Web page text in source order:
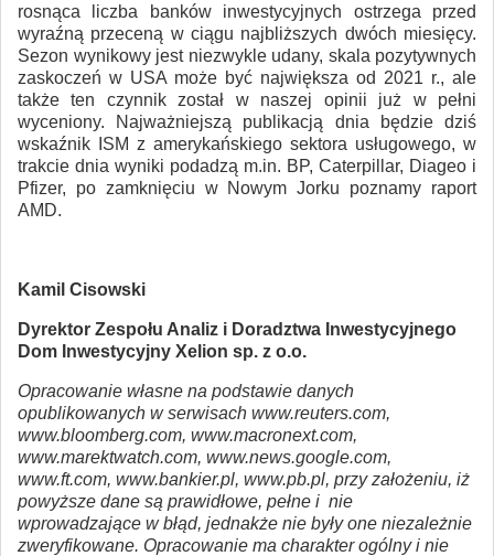
rosnąca liczba banków inwestycyjnych ostrzega przed
wyraźną przeceną w ciągu najbliższych dwóch miesięcy.
Sezon wynikowy jest niezwykle udany, skala pozytywnych
zaskoczeń w USA może być największa od 2021 r., ale
także ten czynnik został w naszej opinii już w pełni
wyceniony. Najważniejszą publikacją dnia będzie dziś
wskaźnik ISM z amerykańskiego sektora usługowego, w
trakcie dnia wyniki podadzą m.in. BP, Caterpillar, Diageo i
Pfizer, po zamknięciu w Nowym Jorku poznamy raport
AMD.
Kamil Cisowski
Dyrektor Zespołu Analiz i Doradztwa Inwestycyjnego
Dom Inwestycyjny Xelion sp. z o.o.
Opracowanie własne na podstawie danych
opublikowanych w serwisach www.reuters.com,
www.bloomberg.com, www.macronext.com,
www.marektwatch.com, www.news.google.com,
www.ft.com, www.bankier.pl, www.pb.pl, przy założeniu, iż
powyższe dane są prawidłowe, pełne i nie
wprowadzające w błąd, jednakże nie były one niezależnie
zweryfikowane. Opracowanie ma charakter ogólny i nie